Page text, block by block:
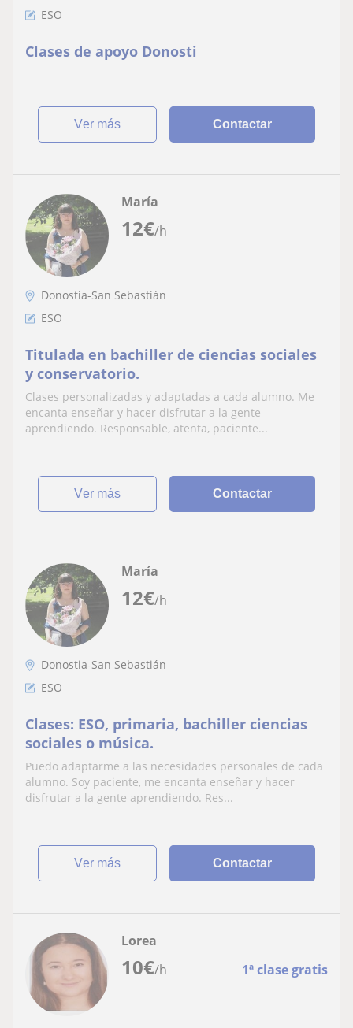
ESO
Clases de apoyo Donosti
ver más Contactar
12€/h
María
Donostia-San Sebastián
ESO
Titulada en bachiller de ciencias sociales
y conservatorio.
Clases personalizadas y adaptadas a cada alumno. Me
encanta enseñar y hacer disfrutar a la gente
aprendiendo. Responsable, atenta, paciente...
ver más Contactar
12€/h
María
Donostia-San Sebastián
ESO
Clases: ESO, primaria, bachiller ciencias
sociales o música.
Puedo adaptarme a las necesidades personales de cada
alumno. Soy paciente, me encanta enseñar y hacer
disfrutar a la gente aprendiendo. Res...
ver más Contactar
10€/h 1ª clase gratis
Lorea